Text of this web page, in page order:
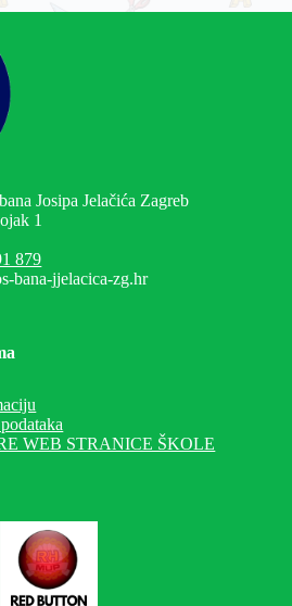
Josipa Jelačića Zagreb
1
879
bana-jjelacica-zg.hr
WEB STRANICE ŠKOLE